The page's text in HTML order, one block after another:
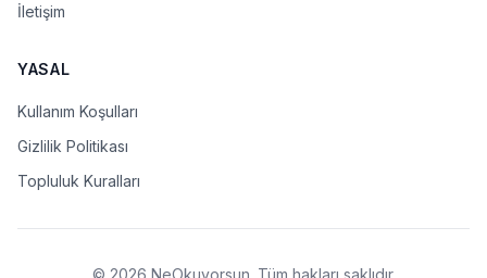
İletişim
YASAL
Kullanım Koşulları
Gizlilik Politikası
Topluluk Kuralları
© 2026 NeOkuyorsun. Tüm hakları saklıdır.